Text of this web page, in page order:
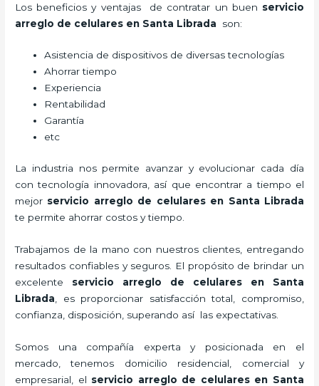
Los beneficios y ventajas de contratar un buen servicio
arreglo de celulares en Santa Librada
son:
Asistencia de dispositivos de diversas tecnologías
Ahorrar tiempo
Experiencia
Rentabilidad
Garantía
etc
La industria nos permite avanzar y evolucionar cada día
con tecnología innovadora, así que encontrar a tiempo el
mejor servicio arreglo de celulares en Santa Librada
te permite ahorrar costos y tiempo.
Trabajamos de la mano con nuestros clientes, entregando
resultados confiables y seguros. El propósito de brindar un
excelente servicio arreglo de celulares en Santa
Librada , es proporcionar satisfacción total, compromiso,
confianza, disposición, superando así las expectativas.
Somos una compañía experta y posicionada en el
mercado, tenemos domicilio residencial, comercial y
empresarial, el servicio arreglo de celulares en Santa